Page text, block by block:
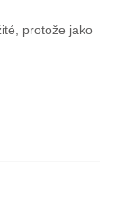
protože jako